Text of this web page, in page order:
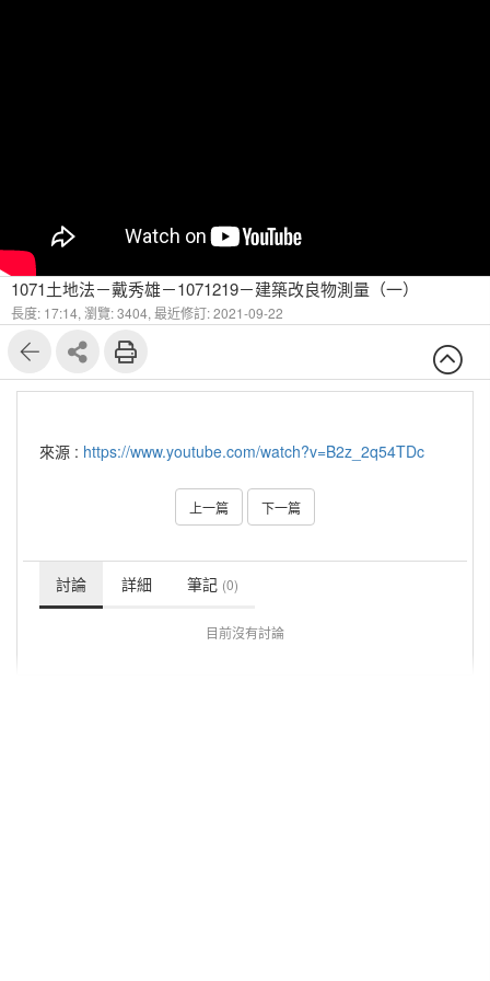
1071土地法－戴秀雄－1071219－建築改良物測量（一）
長度: 17:14, 瀏覽: 3404, 最近修訂: 2021-09-22
來源 : https://www.youtube.com/watch?v=B2z_2q54TDc
上一篇 下一篇
討論 詳細 筆記 (0)
目前沒有討論